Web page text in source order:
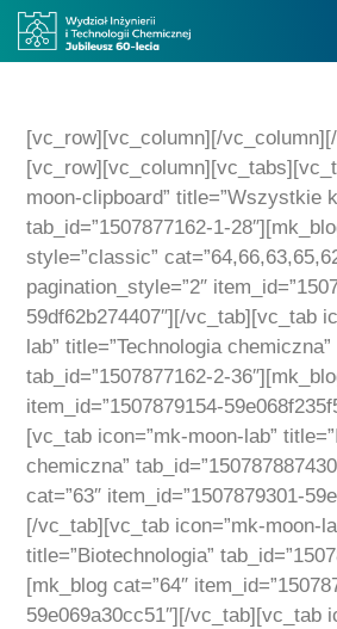
[vc_row][vc_column][/
moon-clipboard” title=”Wszystkie
tab_id=”1507877162-1-
style=”classic”
pagination_style=”2″
59df62b274407″][/vc_tab][vc_tab
lab” title=”Technologia chemiczna”
tab_id=”1507877162-2-
item_id=”1507879154-
[vc_tab icon=”mk-moon-lab”
chemiczna”
cat=”63″ item_id=”1507879301-
[/vc_tab][vc_tab icon=”mk-moon-
title=”Biotechnologia”
[mk_blog cat=”64″
59e069a30cc51″][/vc_tab][vc_tab